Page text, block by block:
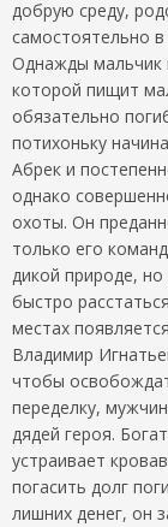
добрую среду,
самостоятельно
Однажды мальчик
которой пищит
обязательно
потихоньку
Абрек и
однако
охоты. Он
только его
дикой природе, но
быстро
местах
Владимир
чтобы
переделку,
дядей героя.
устраивает
погасить долг
лишних денег, он